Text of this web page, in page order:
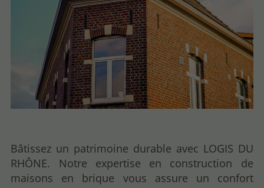
Bâtissez un patrimoine durable avec LOGIS DU
RHÔNE. Notre expertise en construction de
maisons en brique vous assure un confort